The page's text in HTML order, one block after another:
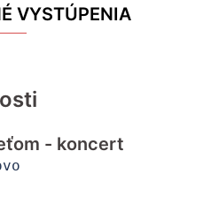
VYSTÚPENIA
- koncert